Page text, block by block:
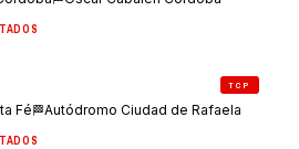
TCP
Fé🏁Autódromo Ciudad de Rafaela